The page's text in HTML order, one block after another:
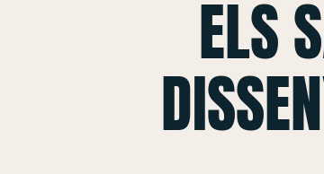
ELS